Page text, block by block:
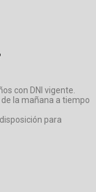
con DNI vigente.
la mañana a tiempo
para